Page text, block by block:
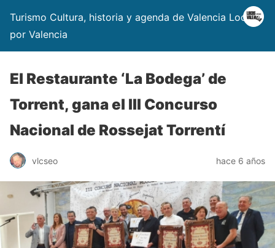
Turismo Cultura, historia y agenda de Valencia Locos
por Valencia
El Restaurante ‘La Bodega’ de
Torrent, gana el III Concurso
Nacional de Rossejat Torrentí
vlcseo hace 6 años